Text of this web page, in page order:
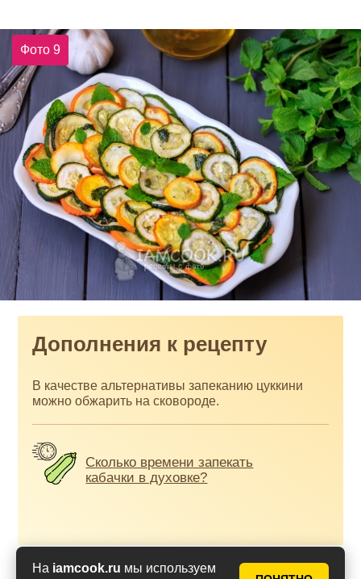
На iamcook.ru мы используем
Фото 9
Дополнения к рецепту
В качестве альтернативы запеканию цуккини
можно обжарить на сковороде.
Сколько времени запекать
кабачки в духовке?